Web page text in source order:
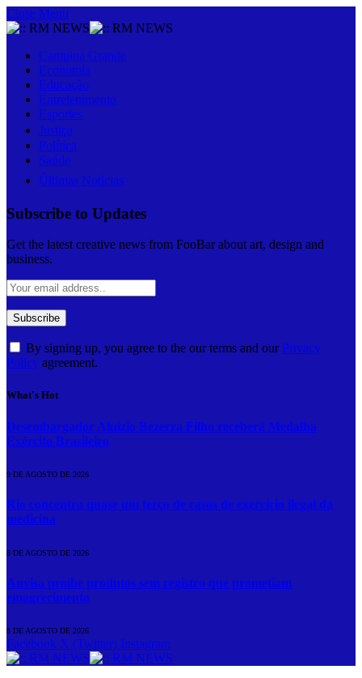
Close Menu
Campina Grande
Economia
Educação
Entretenimento
Esportes
Justiça
Política
Saúde
Últimas Notícias
Subscribe to Updates
Get the latest creative news from FooBar about art, design and
business.
By signing up, you agree to the our terms and our Privacy
Policy agreement.
What's Hot
Desembargador Aluízio Bezerra Filho receberá Medalha
Exército Brasileiro
9 DE AGOSTO DE 2026
Rio concentra quase um terço de casos de exercício ilegal da
medicina
8 DE AGOSTO DE 2026
Anvisa proíbe produtos sem registro que prometiam
emagrecimento
8 DE AGOSTO DE 2026
Facebook X (Twitter) Instagram